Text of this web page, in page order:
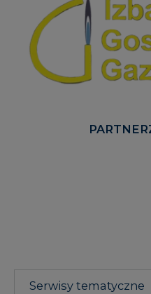
Serwisy tematyczne